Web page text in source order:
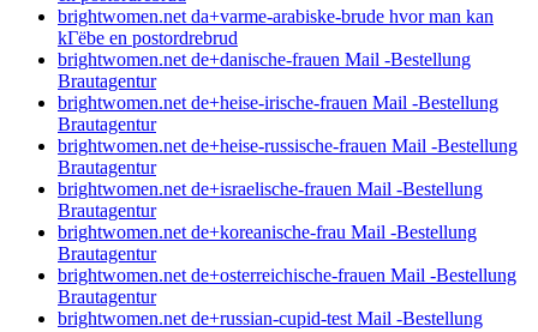
brightwomen.net da+varme-arabiske-brude hvor man kan
kГёbe en postordrebrud
brightwomen.net de+danische-frauen Mail -Bestellung
Brautagentur
brightwomen.net de+heise-irische-frauen Mail -Bestellung
Brautagentur
brightwomen.net de+heise-russische-frauen Mail -Bestellung
Brautagentur
brightwomen.net de+israelische-frauen Mail -Bestellung
Brautagentur
brightwomen.net de+koreanische-frau Mail -Bestellung
Brautagentur
brightwomen.net de+osterreichische-frauen Mail -Bestellung
Brautagentur
brightwomen.net de+russian-cupid-test Mail -Bestellung